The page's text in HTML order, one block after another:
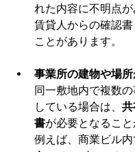
れた内容に不明点が
賃貸人からの確認
ことがあります。
事業所の建物や場
同一敷地内で複数
している場合は、
書が必要となること
例えば、商業ビル